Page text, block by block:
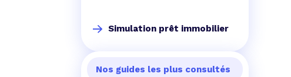
Simulation prêt immobilier
Nos guides les plus consultés